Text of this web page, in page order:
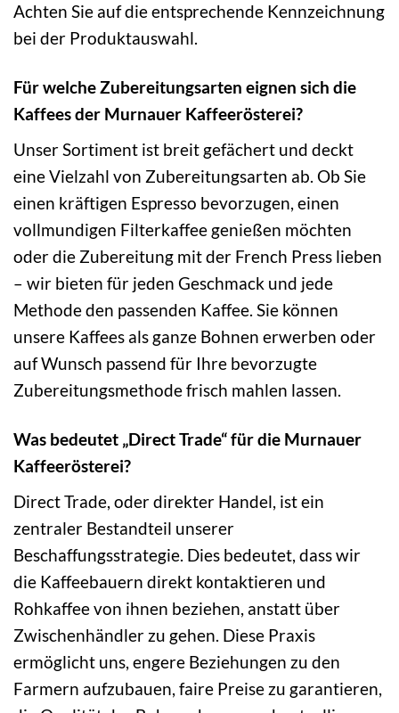
Achten Sie auf die entsprechende Kennzeichnung
bei der Produktauswahl.
Für welche Zubereitungsarten eignen sich die
Kaffees der Murnauer Kaffeerösterei?
Unser Sortiment ist breit gefächert und deckt
eine Vielzahl von Zubereitungsarten ab. Ob Sie
einen kräftigen Espresso bevorzugen, einen
vollmundigen Filterkaffee genießen möchten
oder die Zubereitung mit der French Press lieben
– wir bieten für jeden Geschmack und jede
Methode den passenden Kaffee. Sie können
unsere Kaffees als ganze Bohnen erwerben oder
auf Wunsch passend für Ihre bevorzugte
Zubereitungsmethode frisch mahlen lassen.
Was bedeutet „Direct Trade“ für die Murnauer
Kaffeerösterei?
Direct Trade, oder direkter Handel, ist ein
zentraler Bestandteil unserer
Beschaffungsstrategie. Dies bedeutet, dass wir
die Kaffeebauern direkt kontaktieren und
Rohkaffee von ihnen beziehen, anstatt über
Zwischenhändler zu gehen. Diese Praxis
ermöglicht uns, engere Beziehungen zu den
Farmern aufzubauen, faire Preise zu garantieren,